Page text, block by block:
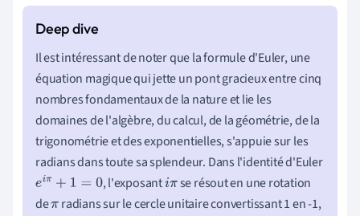
Il est intéressant de noter que la formule d'Euler, une
équation magique qui jette un pont gracieux entre cinq
nombres fondamentaux de la nature et lie les
domaines de l'algèbre, du calcul, de la géométrie, de la
trigonométrie et des exponentielles, s'appuie sur les
radians dans toute sa splendeur. Dans l'identité d'Euler
eiπ +1= 0 , l'exposantiπse résout en une rotation
deπ radians sur le cercle unitaire convertissant 1 en -1,